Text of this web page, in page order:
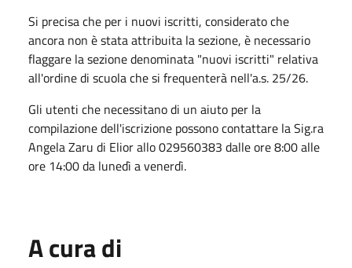
Si precisa che per i nuovi iscritti, considerato che
ancora non è stata attribuita la sezione, è necessario
flaggare la sezione denominata "nuovi iscritti" relativa
all'ordine di scuola che si frequenterà nell'a.s. 25/26.
Gli utenti che necessitano di un aiuto per la
compilazione dell'iscrizione possono contattare la Sig.ra
Angela Zaru di Elior allo 029560383 dalle ore 8:00 alle
ore 14:00 da lunedì a venerdì.
A cura di